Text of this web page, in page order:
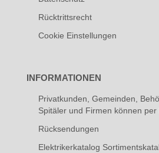
Rücktrittsrecht
Cookie Einstellungen
INFORMATIONEN
Privatkunden, Gemeinden,
Spitäler und Firmen können per
Rücksendungen
Elektrikerkatalog